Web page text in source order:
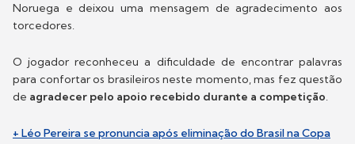
Noruega e deixou uma mensagem de agradecimento aos
torcedores.
O jogador reconheceu a dificuldade de encontrar palavras
para confortar os brasileiros neste momento, mas fez questão
de agradecer pelo apoio recebido durante a competição.
+ Léo Pereira se pronuncia após eliminação do Brasil na Copa